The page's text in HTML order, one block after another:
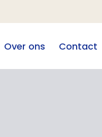
Over ons Contact